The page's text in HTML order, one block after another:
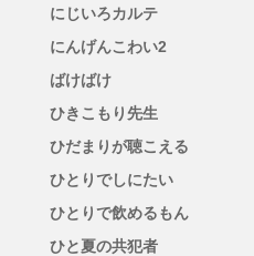
にじいろカルテ
にんげんこわい2
ばけばけ
ひきこもり先生
ひだまりが聴こえる
ひとりでしにたい
ひとりで飲めるもん
ひと夏の共犯者